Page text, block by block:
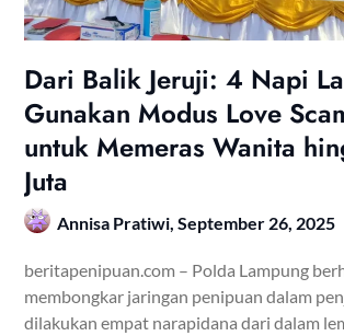
Dari Balik Jeruji: 4 Napi
Gunakan Modus Love
untuk Memeras Wanita
Juta
Annisa Pratiwi,September 26, 2025
beritapenipuan.com – Polda Lampung
membongkar jaringan penipuan dalam
dilakukan empat narapidana dari dalam